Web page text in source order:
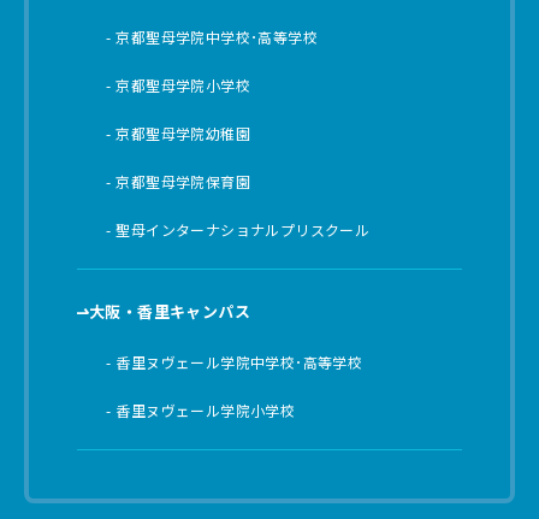
京都聖母学院中学校･高等学校
京都聖母学院小学校
京都聖母学院幼稚園
京都聖母学院保育園
聖母インターナショナルプリスクール
大阪・香里キャンパス
香里ヌヴェール学院中学校･高等学校
香里ヌヴェール学院小学校